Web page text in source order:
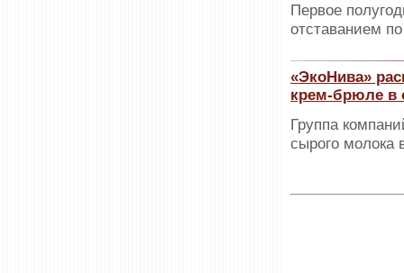
Первое
отставанием
«ЭкоНива»
крем-брюле в
Группа
сырого молока